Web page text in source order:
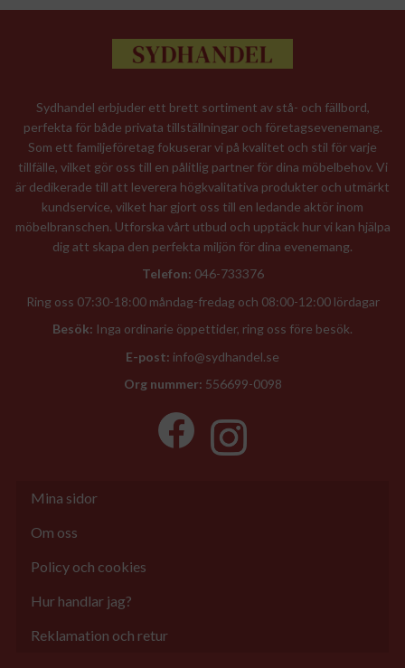
Sydhandel erbjuder ett brett sortiment av stå- och fällbord,
perfekta för både privata tillställningar och företagsevenemang.
Som ett familjeföretag fokuserar vi på kvalitet och stil för varje
tillfälle, vilket gör oss till en pålitlig partner för dina möbelbehov. Vi
är dedikerade till att leverera högkvalitativa produkter och utmärkt
kundservice, vilket har gjort oss till en ledande aktör inom
möbelbranschen. Utforska vårt utbud och upptäck hur vi kan hjälpa
dig att skapa den perfekta miljön för dina evenemang.
Telefon: 046-733376
Ring oss 07:30-18:00 måndag-fredag och 08:00-12:00 lördagar
Besök: Inga ordinarie öppettider, ring oss före besök.
E-post: info@sydhandel.se
Org nummer: 556699-0098
Mina sidor
Om oss
Policy och cookies
Hur handlar jag?
Reklamation och retur